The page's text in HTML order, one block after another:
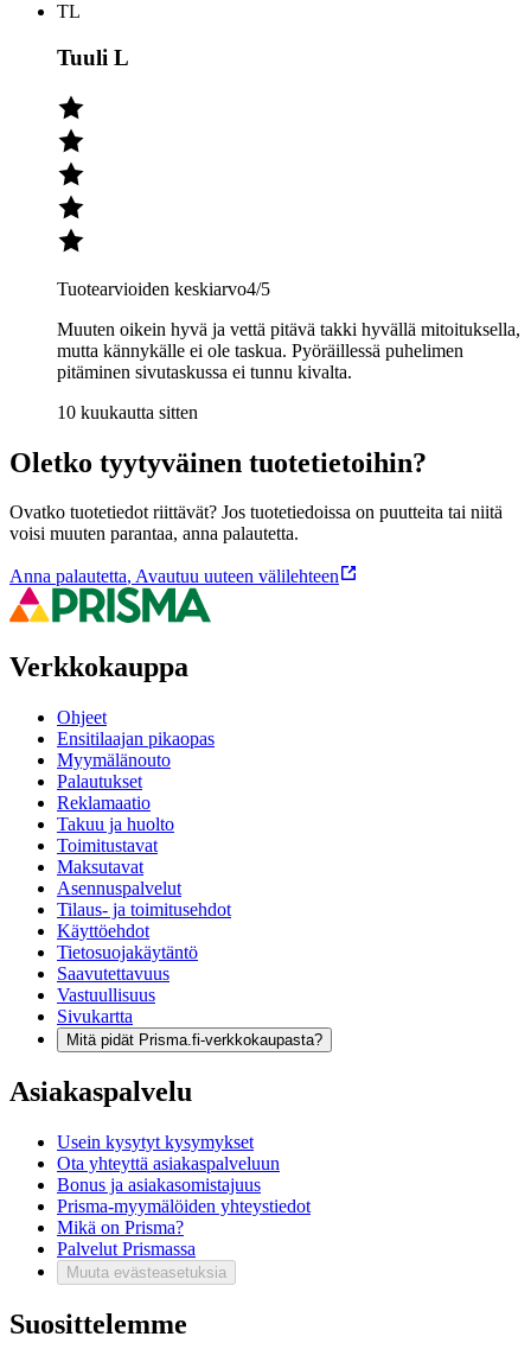
TL
Tuuli L
Tuotearvioiden keskiarvo4/5
Muuten oikein hyvä ja vettä pitävä takki hyvällä mitoituksella,
mutta kännykälle ei ole taskua. Pyöräillessä puhelimen
pitäminen sivutaskussa ei tunnu kivalta.
10 kuukautta sitten
Oletko tyytyväinen tuotetietoihin?
Ovatko tuotetiedot riittävät? Jos tuotetiedoissa on puutteita tai niitä
voisi muuten parantaa, anna palautetta.
Anna palautetta, Avautuu uuteen välilehteen
Verkkokauppa
Ohjeet
Ensitilaajan pikaopas
Myymälänouto
Palautukset
Reklamaatio
Takuu ja huolto
Toimitustavat
Maksutavat
Asennuspalvelut
Tilaus- ja toimitusehdot
Käyttöehdot
Tietosuojakäytäntö
Saavutettavuus
Vastuullisuus
Sivukartta
Mitä pidät Prisma.fi-verkkokaupasta?
Asiakaspalvelu
Usein kysytyt kysymykset
Ota yhteyttä asiakaspalveluun
Bonus ja asiakasomistajuus
Prisma-myymälöiden yhteystiedot
Mikä on Prisma?
Palvelut Prismassa
Muuta evästeasetuksia
Suosittelemme